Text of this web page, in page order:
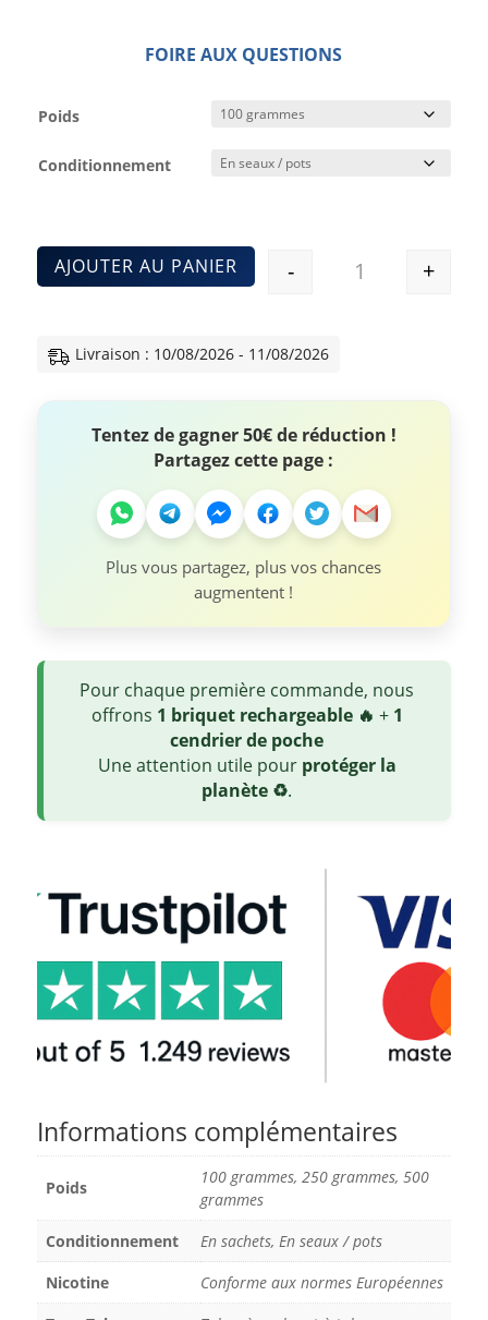
FOIRE AUX QUESTIONS
Poids
Conditionnement
Quantité
- +
AJOUTER AU PANIER
Livraison : 10/08/2026 - 11/08/2026
Tentez de gagner 50€ de réduction !
Partagez cette page :
Plus vous partagez, plus vos chances
augmentent !
Pour chaque première commande, nous
offrons 1 briquet rechargeable 🔥 + 1
cendrier de poche
Une attention utile pour protéger la
planète ♻️.
Informations complémentaires
Poids
100 grammes, 250 grammes, 500
grammes
Conditionnement
En sachets, En seaux / pots
Nicotine
Conforme aux normes Européennes